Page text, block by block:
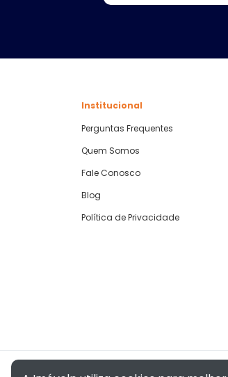
Institucional
Perguntas Frequentes
Quem Somos
Fale Conosco
Blog
Política de Privacidade